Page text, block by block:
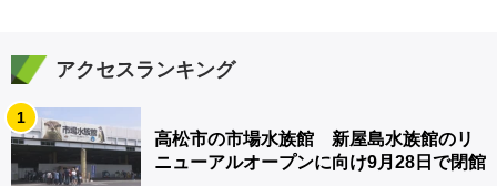
アクセスランキング
1
高松市の市場水族館 新屋島水族館のリ
ニューアルオープンに向け9月28日で閉館